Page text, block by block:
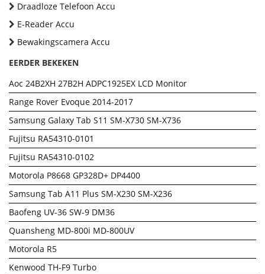
Draadloze Telefoon Accu
E-Reader Accu
Bewakingscamera Accu
EERDER BEKEKEN
Aoc 24B2XH 27B2H ADPC1925EX LCD Monitor
Range Rover Evoque 2014-2017
Samsung Galaxy Tab S11 SM-X730 SM-X736
Fujitsu RA54310-0101
Fujitsu RA54310-0102
Motorola P8668 GP328D+ DP4400
Samsung Tab A11 Plus SM-X230 SM-X236
Baofeng UV-36 SW-9 DM36
Quansheng MD-800i MD-800UV
Motorola R5
Kenwood TH-F9 Turbo